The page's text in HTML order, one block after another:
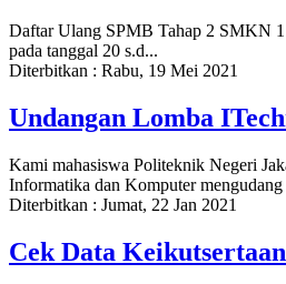
Daftar Ulang SPMB Tahap 2 SMKN
pada tanggal 20 s.d...
Diterbitkan : Rabu, 19 Mei 2021
Undangan Lomba
Kami mahasiswa Politeknik Negeri
Informatika dan Komputer
Diterbitkan : Jumat, 22 Jan 2021
Cek Data